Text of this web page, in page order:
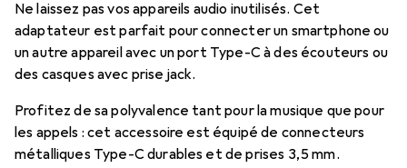
Ne laissez pas vos appareils audio inutilisés. Cet
adaptateur est parfait pour connecter un smartphone ou
un autre appareil avec un port Type-C à des écouteurs ou
des casques avec prise jack.
Profitez de sa polyvalence tant pour la musique que pour
les appels : cet accessoire est équipé de connecteurs
métalliques Type-C durables et de prises 3,5 mm.